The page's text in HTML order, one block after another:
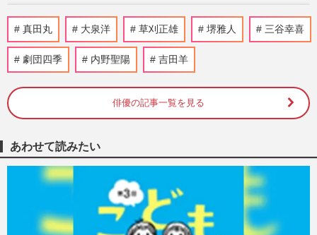
《戦国大河ドラマ“駄作”ランキング
TOP5》『どうする家康』が不名誉ぶっち
ぎりの1位、指摘された“駄作大…
週刊女性2026年3月3日・10日号
大河ドラマで低視聴率だった「ワースト
15」、『青天を衝け』は三重苦スタート
『真田丸』で嫌われ役に徹した峯村リエ、
本当はどんな人か探ってみたら
山名宏和
真田丸 大泉洋 草刈正雄 堺雅人 三谷幸喜
劇団四季 内野聖陽 吉田羊
俳優の記事一覧を見る
あわせて読みたい